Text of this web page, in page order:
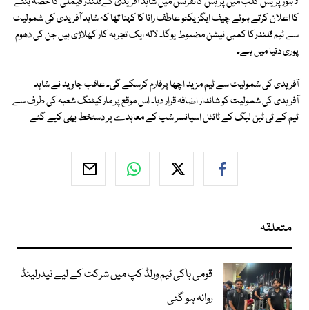
کا اعلان کرتے ہوئے چیف ایگزیکٹو عاطف رانا کا کہنا تھا کہ شاہد آفریدی کی شمولیت
سے ٹیم قلندرکا کمبی نیشن مضبوط یوگا۔ لالہ ایک تجربہ کار کھلاڑی ہیں جن کی دھوم
پوری دنیا میں ہے۔
آفریدی کی شمولیت سے ٹیم مزید اچھا پرفارم کرسکے گی۔ عاقب جاوید نے شاہد
آفریدی کی شمولیت کو شاندار اضافہ قرار دیا۔ اس موقع پر مارکیٹنگ شعبہ کی طرف سے
ٹیم کے ٹی ٹین لیگ کے ٹائٹل اسپانسر شپ کے معاہدے پر دستخط بھی کیے گئے
متعلقہ
قومی ہاکی ٹیم ورلڈ کپ میں شرکت کے لیے نیدرلینڈ
روانہ ہو گئی